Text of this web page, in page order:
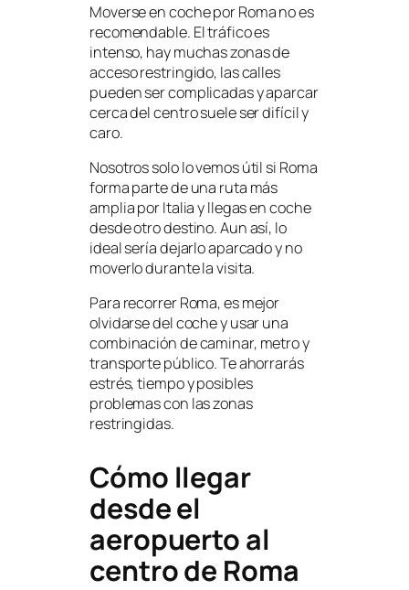
Moverse en coche por Roma no es
recomendable. El tráfico es
intenso, hay muchas zonas de
acceso restringido, las calles
pueden ser complicadas y aparcar
cerca del centro suele ser difícil y
caro.
Nosotros solo lo vemos útil si Roma
forma parte de una ruta más
amplia por Italia y llegas en coche
desde otro destino. Aun así, lo
ideal sería dejarlo aparcado y no
moverlo durante la visita.
Para recorrer Roma, es mejor
olvidarse del coche y usar una
combinación de caminar, metro y
transporte público. Te ahorrarás
estrés, tiempo y posibles
problemas con las zonas
restringidas.
Cómo llegar
desde el
aeropuerto al
centro de Roma